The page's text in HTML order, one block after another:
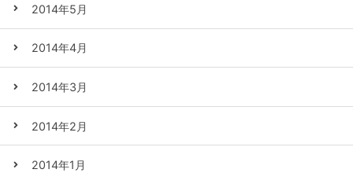
2014年5月
2014年4月
2014年3月
2014年2月
2014年1月